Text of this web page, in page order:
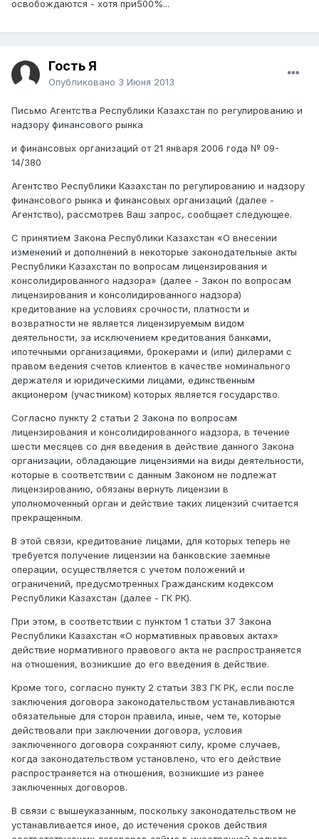
освобождаются - хотя при500%...
Гость Я
Опубликовано 3 Июня 2013
Письмо Агентства Республики Казахстан по регулированию и
надзору финансового рынка
и финансовых организаций от 21 января 2006 года № 09-
14/380
Агентство Республики Казахстан по регулированию и надзору
финансового рынка и финансовых организаций (далее -
Агентство), рассмотрев Ваш запрос, сообщает следующее.
С принятием Закона Республики Казахстан «О внесении
изменений и дополнений в некоторые законодательные акты
Республики Казахстан по вопросам лицензирования и
консолидированного надзора» (далее - Закон по вопросам
лицензирования и консолидированного надзора)
кредитование на условиях срочности, платности и
возвратности не является лицензируемым видом
деятельности, за исключением кредитования банками,
ипотечными организациями, брокерами и (или) дилерами с
правом ведения счетов клиентов в качестве номинального
держателя и юридическими лицами, единственным
акционером (участником) которых является государство.
Согласно пункту 2 статьи 2 Закона по вопросам
лицензирования и консолидированного надзора, в течение
шести месяцев со дня введения в действие данного Закона
организации, обладающие лицензиями на виды деятельности,
которые в соответствии с данным Законом не подлежат
лицензированию, обязаны вернуть лицензии в
уполномоченный орган и действие таких лицензий считается
прекращенным.
В этой связи, кредитование лицами, для которых теперь не
требуется получение лицензии на банковские заемные
операции, осуществляется с учетом положений и
ограничений, предусмотренных Гражданским кодексом
Республики Казахстан (далее - ГК РК).
При этом, в соответствии с пунктом 1 статьи 37 Закона
Республики Казахстан «О нормативных правовых актах»
действие нормативного правового акта не распространяется
на отношения, возникшие до его введения в действие.
Кроме того, согласно пункту 2 статьи 383 ГК РК, если после
заключения договора законодательством устанавливаются
обязательные для сторон правила, иные, чем те, которые
действовали при заключении договора, условия
заключенного договора сохраняют силу, кроме случаев,
когда законодательством установлено, что его действие
распространяется на отношения, возникшие из ранее
заключенных договоров.
В связи с вышеуказанным, поскольку законодательством не
устанавливается иное, до истечения сроков действия